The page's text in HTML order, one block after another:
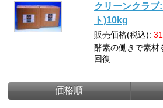
クリーンクラブ
ト)10kg
販売価格(税込):
酵素の働きで素材
回復
価格順